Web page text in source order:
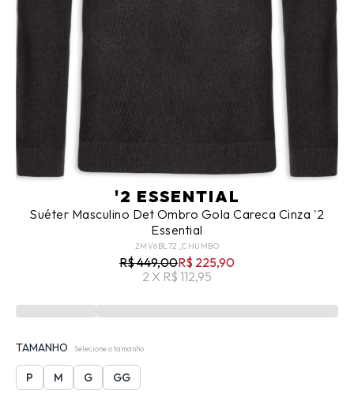
'2 ESSENTIAL
Suéter Masculino Det Ombro Gola Careca Cinza '2
Essential
2MV6BL72_CHUMBO
R$ 449,00R$ 225,90
2 X R$ 112,95
TAMANHO Selecione o tamanho
P M G GG